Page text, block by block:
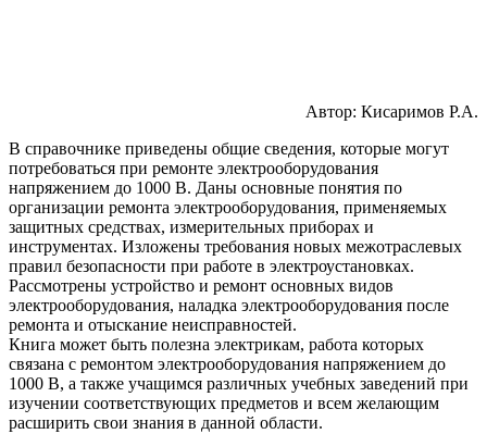
Автор: Кисаримов Р.А.
В справочнике приведены общие сведения, которые могут
потребоваться при ремонте электрооборудования
напряжением до 1000 В. Даны основные понятия по
организации ремонта электрооборудования, применяемых
защитных средствах, измерительных приборах и
инструментах. Изложены требования новых межотраслевых
правил безопасности при работе в электроустановках.
Рассмотрены устройство и ремонт основных видов
электрооборудования, наладка электрооборудования после
ремонта и отыскание неисправностей.
Книга может быть полезна электрикам, работа которых
связана с ремонтом электрооборудования напряжением до
1000 В, а также учащимся различных учебных заведений при
изучении соответствующих предметов и всем желающим
расширить свои знания в данной области.